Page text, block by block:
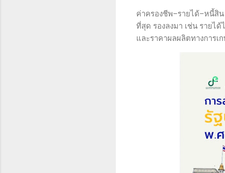
ค่าครองชีพ–รายได้–หนี้สิน
ที่สุด รองลงมา เช่น รายได้
และราคาผลผลิตทางการเ